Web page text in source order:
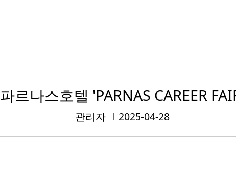
파르나스호텔 'PARNAS CAREER
관리자 2025-04-28